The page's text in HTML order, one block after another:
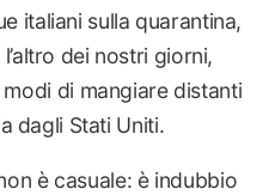
italiani sulla quarantina,
dei nostri giorni,
di mangiare distanti
dagli Stati Uniti.
è casuale: è indubbio